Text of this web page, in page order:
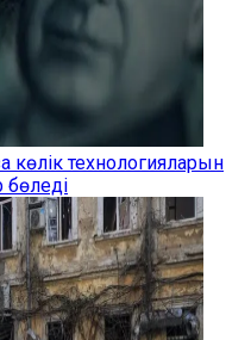
көлік технологияларын